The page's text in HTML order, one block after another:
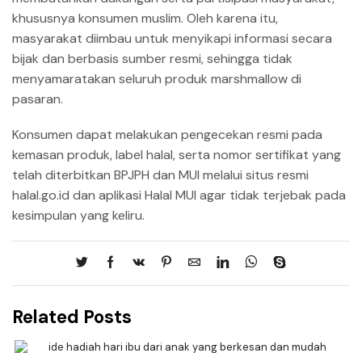
khususnya konsumen muslim. Oleh karena itu,
masyarakat diimbau untuk menyikapi informasi secara
bijak dan berbasis sumber resmi, sehingga tidak
menyamaratakan seluruh produk marshmallow di
pasaran.
Konsumen dapat melakukan pengecekan resmi pada
kemasan produk, label halal, serta nomor sertifikat yang
telah diterbitkan BPJPH dan MUI melalui situs resmi
halal.go.id dan aplikasi Halal MUI agar tidak terjebak pada
kesimpulan yang keliru.
Related Posts